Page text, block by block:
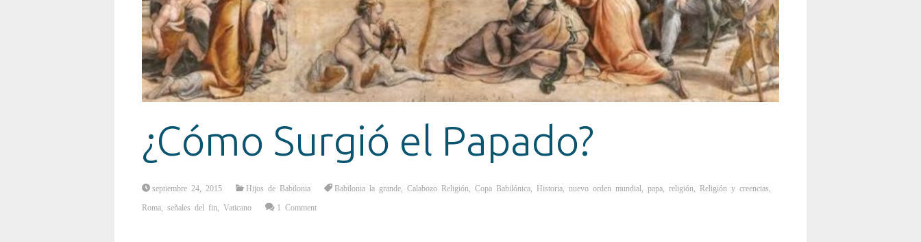
¿Cómo Surgió el Papado?
septiembre 24, 2015 Hijos de Babilonia Babilonia la grande Calabozo Religión Copa Babilónica Historia nuevo orden mundial papa religión Religión y creencias
Roma señales del fin Vaticano 1 Comment